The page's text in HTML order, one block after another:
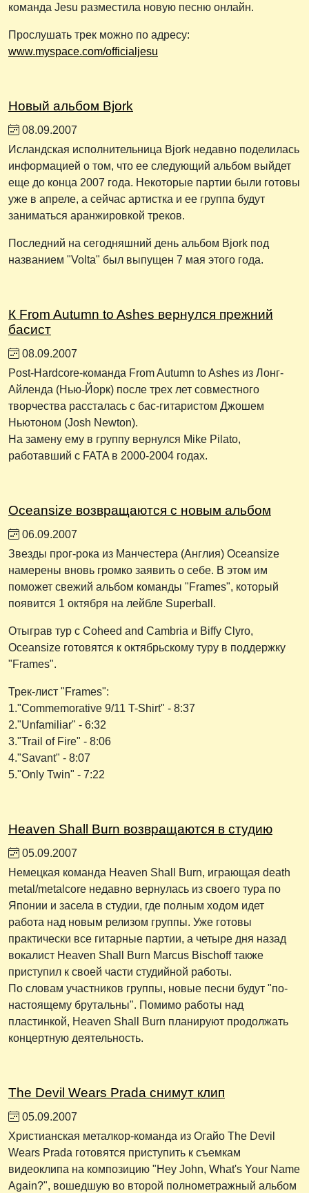
команда Jesu разместила новую песню онлайн.
Прослушать трек можно по адресу:
www.myspace.com/officialjesu
Новый альбом Bjork
08.09.2007
Исландская исполнительница Bjork недавно поделилась
информацией о том, что ее следующий альбом выйдет
еще до конца 2007 года. Некоторые партии были готовы
уже в апреле, а сейчас артистка и ее группа будут
заниматься аранжировкой треков.
Последний на сегодняшний день альбом Bjork под
названием "Volta" был выпущен 7 мая этого года.
К From Autumn to Ashes вернулся прежний
басист
08.09.2007
Post-Hardcore-команда From Autumn to Ashes из Лонг-
Айленда (Нью-Йорк) после трех лет совместного
творчества рассталась с бас-гитаристом Джошем
Ньютоном (Josh Newton).
На замену ему в группу вернулся Mike Pilato,
работавший с FATA в 2000-2004 годах.
Oceansize возвращаются с новым альбом
06.09.2007
Звезды прог-рока из Манчестера (Англия) Oceansize
намерены вновь громко заявить о себе. В этом им
поможет свежий альбом команды "Frames", который
появится 1 октября на лейбле Superball.
Отыграв тур с Coheed and Cambria и Biffy Clyro,
Oceansize готовятся к октябрьскому туру в поддержку
"Frames".
Трек-лист "Frames":
1."Commemorative 9/11 T-Shirt" - 8:37
2."Unfamiliar" - 6:32
3."Trail of Fire" - 8:06
4."Savant" - 8:07
5."Only Twin" - 7:22
Heaven Shall Burn возвращаются в студию
05.09.2007
Немецкая команда Heaven Shall Burn, играющая death
metal/metalcore недавно вернулась из своего тура по
Японии и засела в студии, где полным ходом идет
работа над новым релизом группы. Уже готовы
практически все гитарные партии, а четыре дня назад
вокалист Heaven Shall Burn Marcus Bischoff также
приступил к своей части студийной работы.
По словам участников группы, новые песни будут "по-
настоящему брутальны". Помимо работы над
пластинкой, Heaven Shall Burn планируют продолжать
концертную деятельность.
The Devil Wears Prada снимут клип
05.09.2007
Христианская металкор-команда из Огайо The Devil
Wears Prada готовятся приступить к съемкам
видеоклипа на композицию "Hey John, What's Your Name
Again?", вошедшую во второй полнометражный альбом